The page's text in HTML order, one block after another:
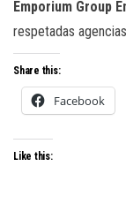
Emporium Group
respetadas
Share this:
Facebook
Like this: